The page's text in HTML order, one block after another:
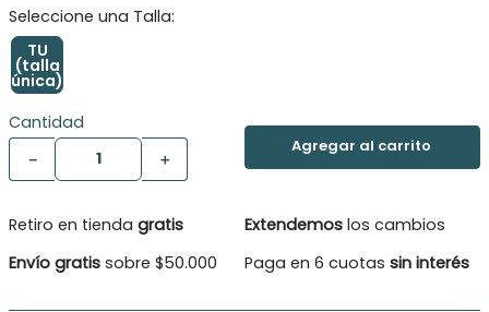
TU
(talla
única)
Cantidad
＋
－
Retiro en tienda gratis
Envío gratis sobre $50.000
Extendemos los cambios
Paga en 6 cuotas sin interés